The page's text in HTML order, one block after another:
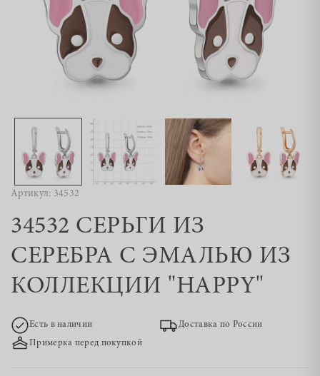
Артикул: 34532
34532 СЕРЬГИ ИЗ
СЕРЕБРА С ЭМАЛЬЮ ИЗ
КОЛЛЕКЦИИ "HAPPY"
Есть в наличии
Доставка по России
Примерка перед покупкой